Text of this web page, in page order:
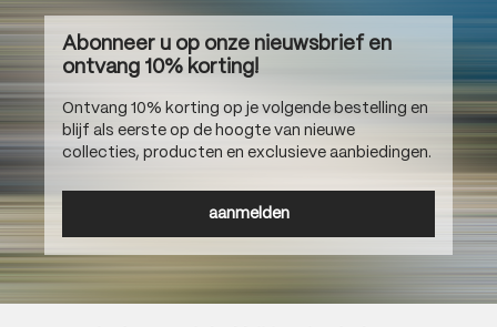
Abonneer u op onze nieuwsbrief en
ontvang 10% korting!
Ontvang 10% korting op je volgende bestelling en
blijf als eerste op de hoogte van nieuwe
collecties, producten en exclusieve aanbiedingen.
aanmelden